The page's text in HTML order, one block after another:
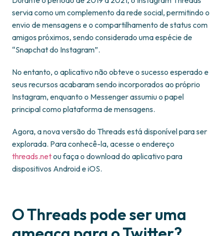
servia como um complemento da rede social, permitindo o
envio de mensagens e o compartilhamento de status com
amigos próximos, sendo considerado uma espécie de
“Snapchat do Instagram”.
No entanto, o aplicativo não obteve o sucesso esperado e
seus recursos acabaram sendo incorporados ao próprio
Instagram, enquanto o Messenger assumiu o papel
principal como plataforma de mensagens.
Agora, a nova versão do Threads está disponível para ser
explorada. Para conhecê-la, acesse o endereço
threads.netou faça o download do aplicativo para
dispositivos Android e iOS.
O Threads pode ser uma